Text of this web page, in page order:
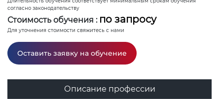
согласно законодательству
Стоимость обучения : по запросу
Для уточнения стоимости свяжитесь с нами
Оставить заявку на обучение
Описание профессии